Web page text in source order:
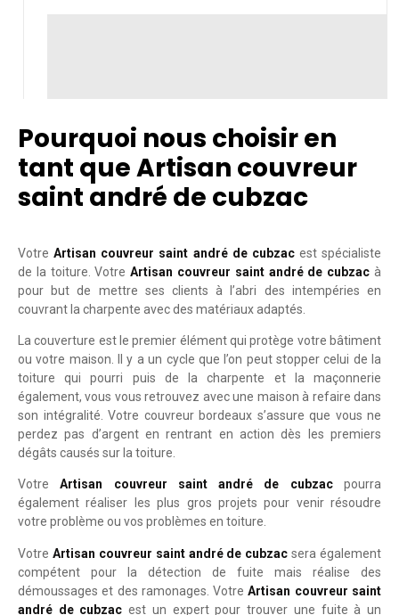
Pourquoi nous choisir en
tant que Artisan couvreur
saint andré de cubzac
VotreArtisan couvreur saint andré de cubzacest spécialiste
de la toiture. VotreArtisan couvreur saint andré de cubzac à
pour but de mettre ses clients à l’abri des intempéries en
couvrant la charpente avec des matériaux adaptés.
La couverture est le premier élément qui protège votre bâtiment
ou votre maison. Il y a un cycle que l’on peut stopper celui de la
toiture qui pourri puis de la charpente et la maçonnerie
également, vous vous retrouvez avec une maison à refaire dans
son intégralité. Votre couvreur bordeaux s’assure que vous ne
perdez pas d’argent en rentrant en action dès les premiers
dégâts causés sur la toiture.
VotreArtisan couvreur saint andré de cubzacpourra
également réaliser les plus gros projets pour venir résoudre
votre problème ou vos problèmes en toiture.
Votre Artisan couvreur saint andré de cubzac sera également
compétent pour la détection de fuite mais réalise des
démoussages et des ramonages. VotreArtisan couvreur saint
andré de cubzac est un expert pour trouver une fuite à un